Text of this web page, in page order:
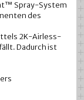
Spray-System
des
2K-Airless-
Dadurch ist